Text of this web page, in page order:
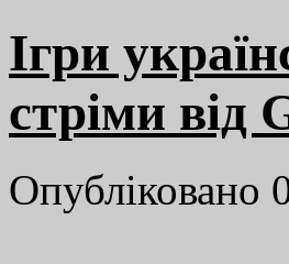
Ігри
стріми від
Опубліковано